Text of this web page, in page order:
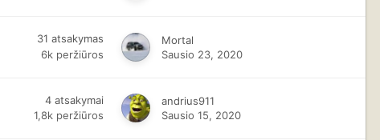
31 atsakymas
6k peržiūros
Mortal
Sausio 23, 2020
4 atsakymai
1,8k peržiūros
andrius911
Sausio 15, 2020